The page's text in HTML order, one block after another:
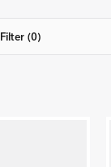
Filter (0)